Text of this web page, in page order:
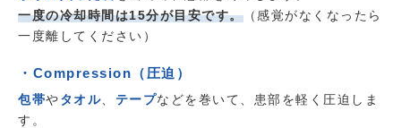
一度の冷却時間は15分が目安です。（感覚がなくなったら
一度離してください）
・Compression（圧迫）
包帯やタオル テープなどを巻いて、患部を軽く圧迫しま
す。